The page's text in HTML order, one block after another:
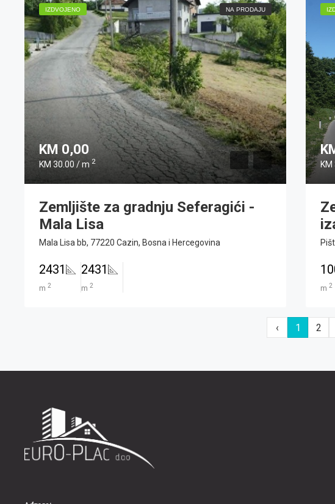
IZDVOJENO NA PRODAJU
KM 0,00
KM 30.00 / m 2
Zemljište za gradnju Seferagići -
Mala Lisa
Mala Lisa bb, 77220 Cazin, Bosna i Hercegovina
2431
m 2
2431
m 2 m 2
‹ 1 2